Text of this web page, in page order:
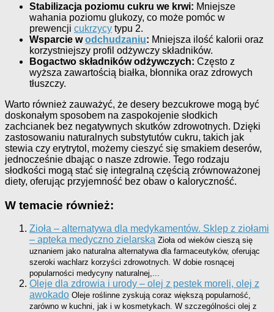
Stabilizacja poziomu cukru we krwi: Mniejsze
wahania poziomu glukozy, co może pomóc w
prewencji cukrzycy typu 2.
Wsparcie wodchudzaniu: Mniejsza ilość kalorii oraz
korzystniejszy profil odżywczy składników.
Bogactwo składników odżywczych: Często z
wyższa zawartością białka, błonnika oraz zdrowych
tłuszczy.
Warto również zauważyć, że desery bezcukrowe mogą być
doskonałym sposobem na zaspokojenie słodkich
zachcianek bez negatywnych skutków zdrowotnych. Dzięki
zastosowaniu naturalnych substytutów cukru, takich jak
stewia czy erytrytol, możemy cieszyć się smakiem deserów,
jednocześnie dbając o nasze zdrowie. Tego rodzaju
słodkości mogą stać się integralną częścią zrównoważonej
diety, oferując przyjemność bez obaw o kaloryczność.
W temacie również:
Zioła – alternatywa dla medykamentów. Sklep z ziołami
– apteka medyczno zielarska Zioła od wieków cieszą się
uznaniem jako naturalna alternatywa dla farmaceutyków, oferując
szeroki wachlarz korzyści zdrowotnych. W dobie rosnącej
popularności medycyny naturalnej,...
Oleje dla zdrowia i urody – olej z pestek moreli, olej z
awokado Oleje roślinne zyskują coraz większą popularność,
zarówno w kuchni, jak i w kosmetykach. W szczególności olej z